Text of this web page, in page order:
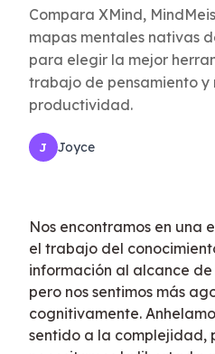
Compara XMind,
mapas mentales nativas
para elegir la mejor
trabajo de pensamiento y
productividad.
J Joyce
Nos encontramos en una
el trabajo del
información al alcance
pero nos sentimos más
cognitivamente.
sentido a la complejidad,